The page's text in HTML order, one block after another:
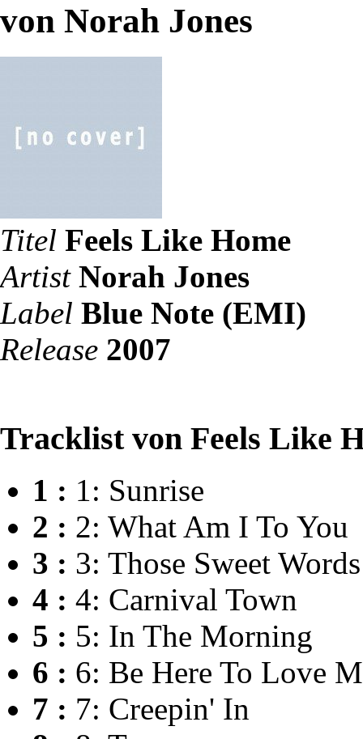
von Norah Jones
Titel Feels Like Home
Artist Norah Jones
Label Blue Note (EMI)
Release 2007
Tracklist von Feels Like
1 : 1: Sunrise
2 : 2: What Am I To You
3 : 3: Those Sweet Words
4 : 4: Carnival Town
5 : 5: In The Morning
6 : 6: Be Here To Love
7 : 7: Creepin' In